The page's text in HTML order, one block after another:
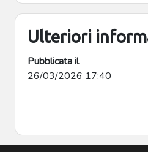
Ulteriori
Pubblicata il
26/03/2026 17:40